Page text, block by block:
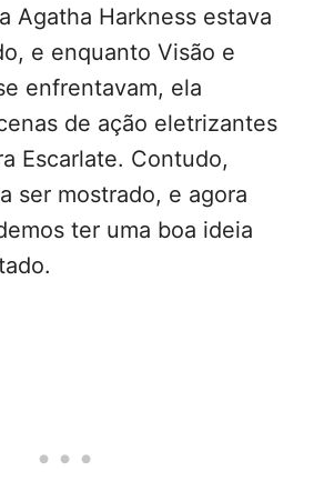
Agatha Harkness estava
e enquanto Visão e
enfrentavam, ela
de ação eletrizantes
Escarlate. Contudo,
ser mostrado, e agora
ter uma boa ideia